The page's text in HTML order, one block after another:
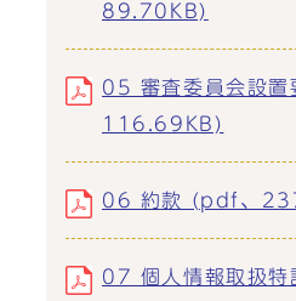
89.70KB)
05 審査委員会設置
116.69KB)
06 約款 (pdf、
07 個人情報取扱特